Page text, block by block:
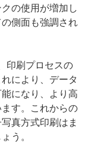
の使用が増加し
側面も強調され
印刷プロセスの
により、データ
になり、より高
す。これからの
真方式印刷はま
う。